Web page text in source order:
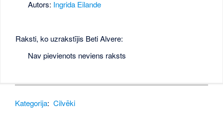
Autors: Ingrida Eilande
Raksti, ko uzrakstījis Beti Alvere:
Nav pievienots neviens raksts
Kategorija: Cilvēki